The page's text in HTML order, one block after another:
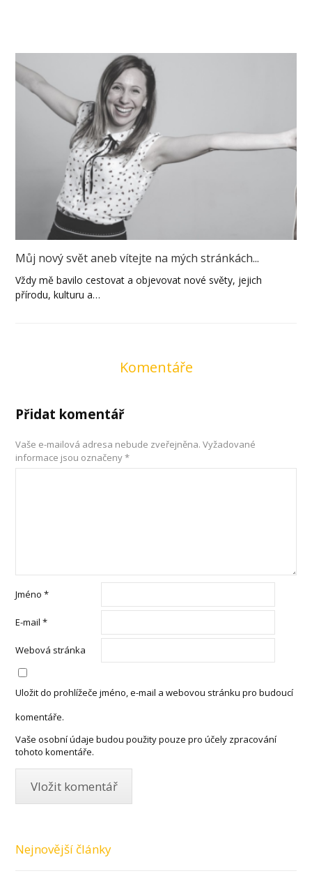
Můj nový svět aneb vítejte na mých stránkách...
Vždy mě bavilo cestovat a objevovat nové světy, jejich
přírodu, kulturu a…
Komentáře
Přidat komentář
Vaše e-mailová adresa nebude zveřejněna. Vyžadované
informace jsou označeny*
Jméno*
E-mail*
Webová stránka
Uložit do prohlížeče jméno, e-mail a webovou stránku pro budoucí
komentáře.
Vaše osobní údaje budou použity pouze pro účely zpracování
tohoto komentáře.
Nejnovější články